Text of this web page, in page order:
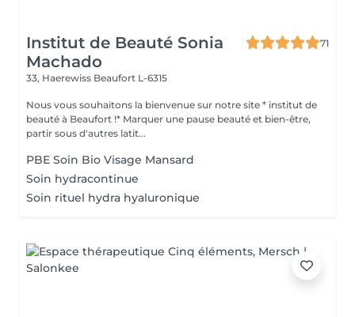
Institut de Beauté Sonia
Machado
71
33, Haerewiss Beaufort L-6315
Nous vous souhaitons la bienvenue sur notre site * institut de
beauté à Beaufort !* Marquer une pause beauté et bien-être,
partir sous d'autres latit...
PBE Soin Bio Visage Mansard
Soin hydracontinue
Soin rituel hydra hyaluronique